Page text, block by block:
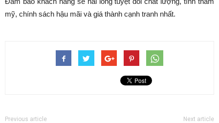
mỹ, chính sách hậu mãi và giá thành cạnh tranh nhất.
Previous article Next article